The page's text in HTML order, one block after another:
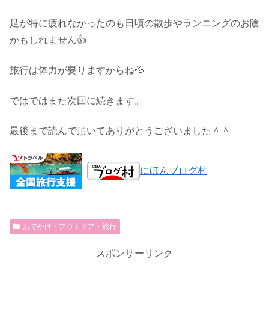
足が特に疲れなかったのも日頃の散歩やランニングのお陰
かもしれません👍
旅行は体力が要りますからね💦
ではではまた次回に続きます。
最後まで読んで頂いてありがとうございました＾＾
にほんブログ村
おでかけ・アウトドア・旅行
スポンサーリンク